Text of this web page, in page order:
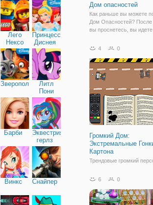
Лего
Нексо
Найтс
Принцессы
Диснея
Зверополис
Литл
Пони
Дружба
Барби
Эквестрия
герлз
Винкс Снайпер
Дом опасностей
Как раньше вы можете
Дом Опасностей? После
вы проснетесь, вы
поливаете цветы и
как вы идете на работу.
распорядок
4 0
Громкий Дом:
Экстремальные
Картона
Трендовые громкий
Выезжайте на трассу и
добраться до финиша по
трех кругов. Перейти на
6 0